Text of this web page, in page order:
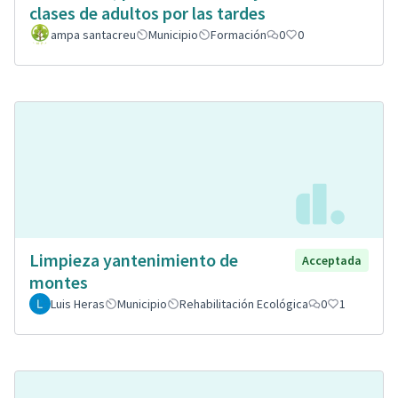
clases de adultos por las tardes
ampa santacreu Municipio Formación 0 0
Limpieza yantenimiento de
montes
Acceptada
Luis Heras Municipio Rehabilitación Ecológica 0 1